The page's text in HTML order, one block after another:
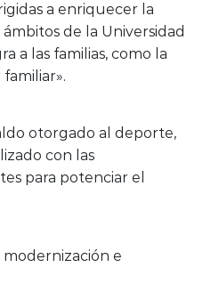
a enriquecer la
de la Universidad
a las familias, como la
otorgado al deporte,
con las
para potenciar el
modernización e